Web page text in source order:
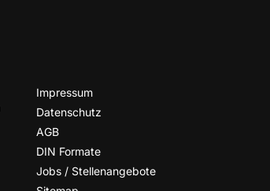
Impres­sum
Daten­schutz
AGB
DIN For­ma­te
Jobs / Stellenangebote